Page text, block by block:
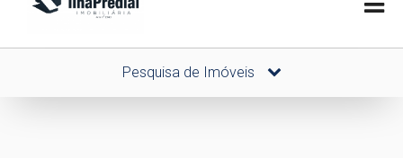
Pesquisa de Imóveis